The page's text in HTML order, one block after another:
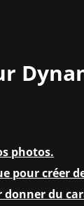
photos.
pour créer
du